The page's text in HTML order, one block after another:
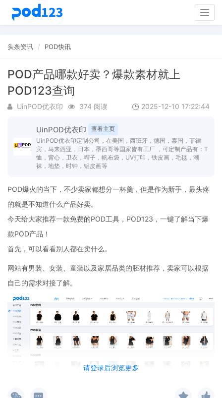
头条资讯 POD快讯
POD产品哪款好卖？爆款素材就上
POD123查询
UinPOD优衣印 374 阅读 2025-12-10 17:22:44
UinPOD优衣印
查看主页
UinPOD优衣印定制公司，在美国，西班牙，德国，泰国，菲律
宾，马来西亚，日本，墨西哥等国家皆有工厂 ，可定制产品有：T
恤，背心，卫衣，帽子，帆布袋，UV打印，铁皮画，毛毯，潮
袜，地垫，时钟，铝皮画等
请登录后浏览更多
POD爆火的当下，不少卖家都想分一杯羹，但是作为新手，最头疼
的就是不知道什么产品好卖。
今天给大家推荐一款免费的POD工具，POD123，一键了解当下爆
款POD产品！
首先，可以看看别人都在卖什么。
网站有男装、女装、童装以及家居品类的胚材推荐，卖家可以根据
自己的需求对接了解。